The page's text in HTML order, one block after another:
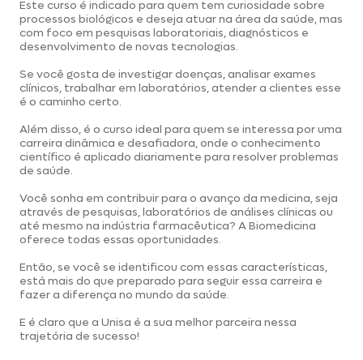
Este curso é indicado para quem tem curiosidade sobre
processos biológicos e deseja atuar na área da saúde, mas
com foco em pesquisas laboratoriais, diagnósticos e
desenvolvimento de novas tecnologias.
Se você gosta de investigar doenças, analisar exames
clínicos, trabalhar em laboratórios, atender a clientes esse
é o caminho certo.
Além disso, é o curso ideal para quem se interessa por uma
carreira dinâmica e desafiadora, onde o conhecimento
científico é aplicado diariamente para resolver problemas
de saúde.
Você sonha em contribuir para o avanço da medicina, seja
através de pesquisas, laboratórios de análises clínicas ou
até mesmo na indústria farmacêutica? A Biomedicina
oferece todas essas oportunidades.
Então, se você se identificou com essas características,
está mais do que preparado para seguir essa carreira e
fazer a diferença no mundo da saúde.
E é claro que a Unisa é a sua melhor parceira nessa
trajetória de sucesso!